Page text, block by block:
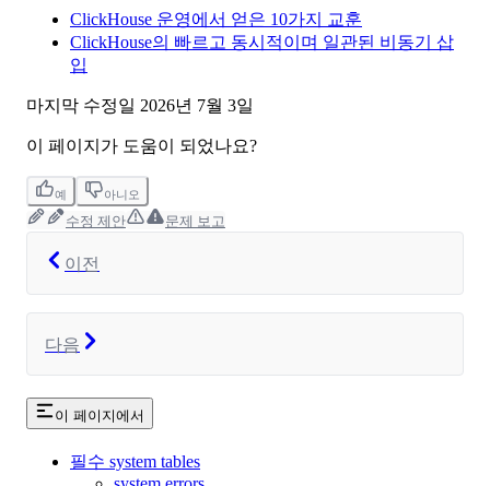
ClickHouse 운영에서 얻은 10가지 교훈
ClickHouse의 빠르고 동시적이며 일관된 비동기 삽
입
마지막 수정일 2026년 7월 3일
이 페이지가 도움이 되었나요?
예 아니오
수정 제안 문제 보고
이전
다음
이 페이지에서
필수 system tables